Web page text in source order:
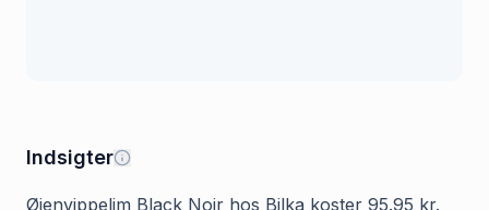
Indsigter
Øjenvippelim Black Noir hos Bilka koster 95.95 kr.